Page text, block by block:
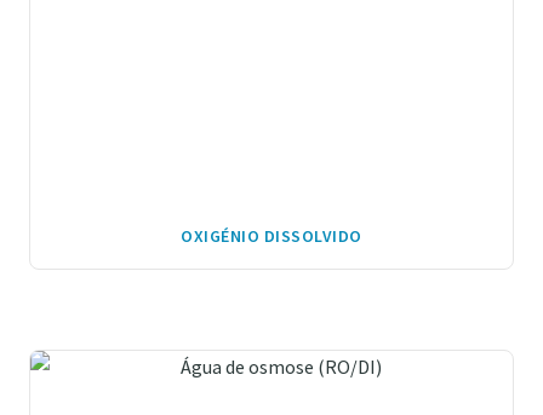
OXIGÉNIO DISSOLVIDO